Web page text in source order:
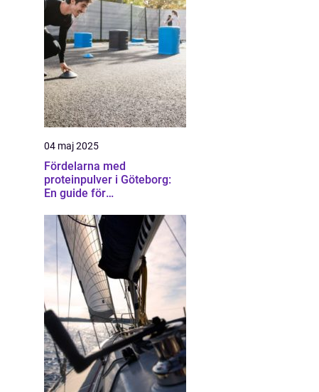
04 maj 2025
Fördelarna med
proteinpulver i Göteborg:
En guide för